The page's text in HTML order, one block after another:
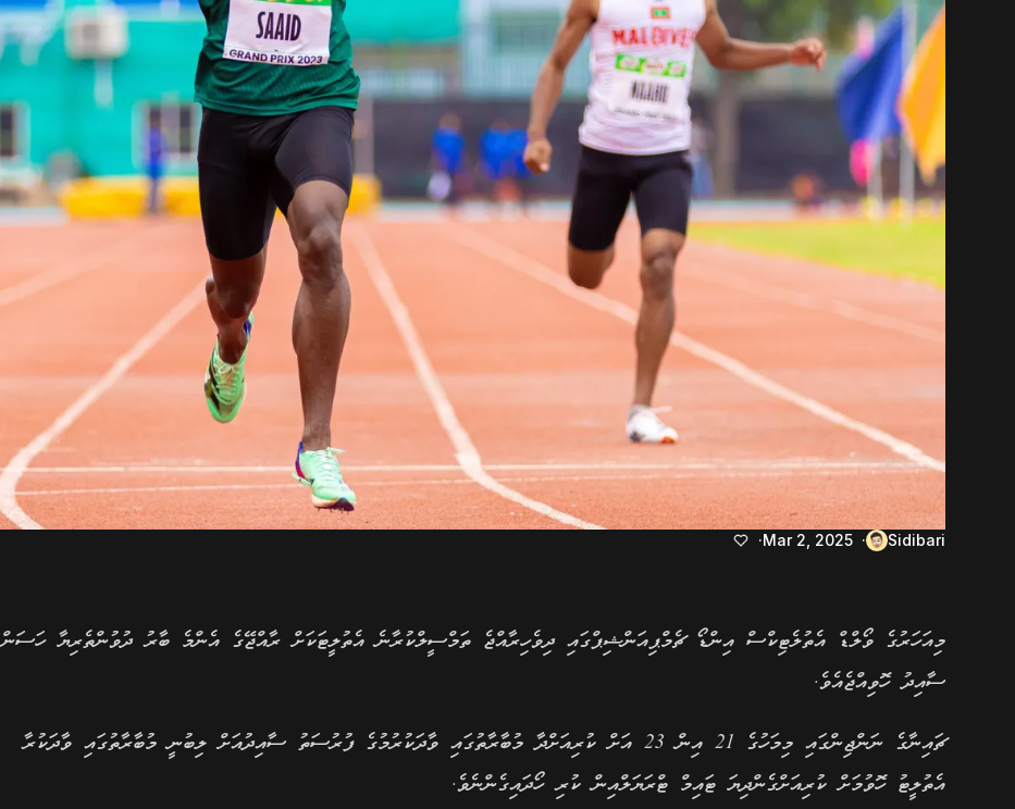
Sidibari
Mar 2, 2025
މިއަހަރުގެ ވޯލްޑް އެތުލެޓިކްސް އިންޑޯ ޗެމްޕިއަންޝިޕްގައި ދިވެހިރާއްޖެ ތަމްސީލްކުރާނެ އެތުލީޓަކަށް ރާއްޖޭގެ އެންމެ ބާރު ދުވުންތެރިޔާ ހަސަން
ސާއިދު ހޮވިއްޖެއެވެ.
ޗައިނާގެ ނަންޖިންގައި މިމަހުގެ 21 އިން 23 އަށް ކުރިއަށްދާ މުބާރާތުގައި ވާދަކުރުމުގެ ފުރުސަތު ސާއިދުއަށް ލިބުނީ މުބާރާތުގައި ވާދަކުރާ
އެތުލީޓު ހޮވުމަށް ކުރިއަށްގެންދިޔަ ޓައިމް ޓްރަޔަލްއިން ކުރި ހޯދައިގެންނެވެ.